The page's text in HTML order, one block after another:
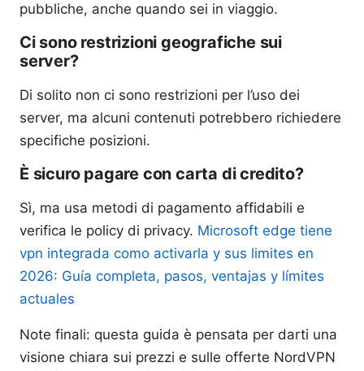
pubbliche, anche quando sei in viaggio.
Ci sono restrizioni geografiche sui
server?
Di solito non ci sono restrizioni per l’uso dei
server, ma alcuni contenuti potrebbero richiedere
specifiche posizioni.
È sicuro pagare con carta di credito?
Sì, ma usa metodi di pagamento affidabili e
verifica le policy di privacy. Microsoft edge tiene
vpn integrada como activarla y sus limites en
2026: Guía completa, pasos, ventajas y límites
actuales
Note finali: questa guida è pensata per darti una
visione chiara sui prezzi e sulle offerte NordVPN